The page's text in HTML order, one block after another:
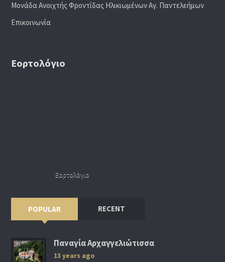
Μονάδα Ανοιχτής Φροντίδας Ηλικιωμένων Αγ. Παντελεήμων
Επικοινωνία
Εορτολόγιο
Εορτολόγιο
POPULAR RECENT
Παναγία Αρχαγγελιώτισσα
13 years ago